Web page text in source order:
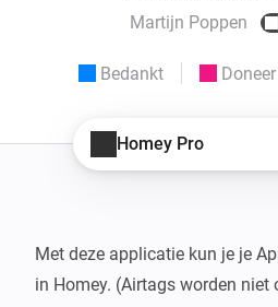
Martijn Poppen
Bedankt Doneer
Homey Pro
Met deze applicatie kun je je
in Homey. (Airtags worden niet